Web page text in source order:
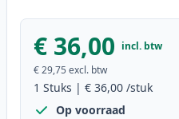
€ 36,00 incl. btw
€ 29,75 excl. btw
1 Stuks | € 36,00 /stuk
Op voorraad